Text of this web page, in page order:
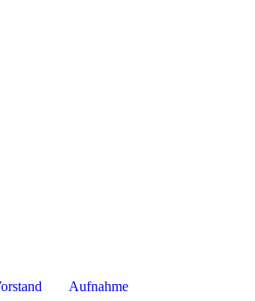
Aufnahme